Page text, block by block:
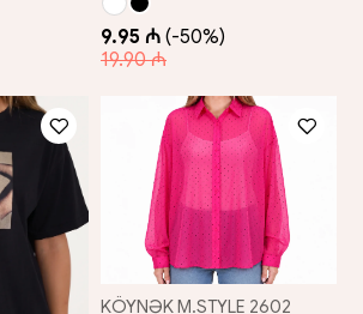
9.95 ₼ (-50%)
19.90 ₼
KÖYNƏK M.STYLE 2602